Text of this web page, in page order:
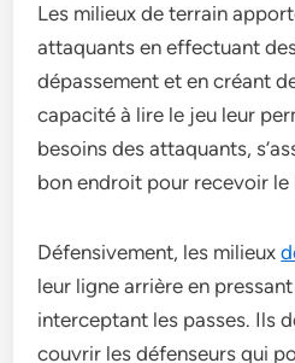
Les milieux de terrain
attaquants en effectuant
dépassement et en créant
capacité à lire le jeu leur
besoins des attaquants,
bon endroit pour recevoir le
Défensivement, les milieux
leur ligne arrière en
interceptant les passes. Ils
couvrir les défenseurs qui